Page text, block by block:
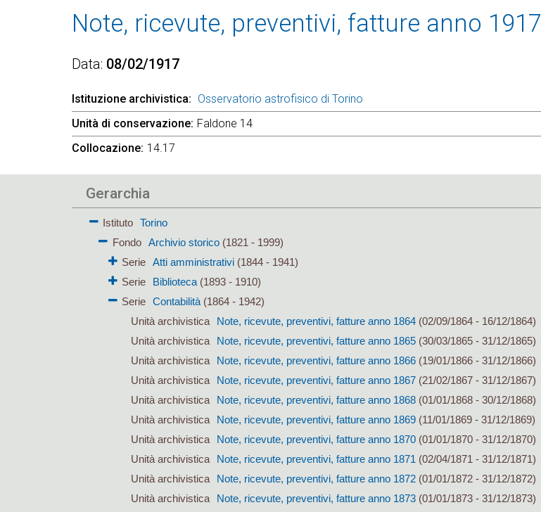
Note, ricevute, preventivi, fatture anno 1917
Data 08/02/1917
Istituzione archivistica
Osservatorio astrofisico di Torino
Unità di conservazione Faldone 14
Collocazione 14.17
Gerarchia
Istituto
Torino
Fondo
Archivio storico(1821 - 1999)
Serie Atti amministrativi(1844 - 1941)
Serie
Biblioteca(1893 - 1910)
Serie Contabilità(1864 - 1942)
Unità archivistica
Note, ricevute, preventivi, fatture anno 1864 (02/09/1864 - 16/12/1864)
Unità archivistica
Note, ricevute, preventivi, fatture anno 1865 (30/03/1865 - 31/12/1865)
Unità archivistica
Note, ricevute, preventivi, fatture anno 1866 (19/01/1866 - 31/12/1866)
Unità archivistica
Note, ricevute, preventivi, fatture anno 1867 (21/02/1867 - 31/12/1867)
Unità archivistica
Note, ricevute, preventivi, fatture anno 1868 (01/01/1868 - 30/12/1868)
Unità archivistica
Note, ricevute, preventivi, fatture anno 1869 (11/01/1869 - 31/12/1869)
Unità archivistica
Note, ricevute, preventivi, fatture anno 1870 (01/01/1870 - 31/12/1870)
Unità archivistica
Note, ricevute, preventivi, fatture anno 1871 (02/04/1871 - 31/12/1871)
Unità archivistica
Note, ricevute, preventivi, fatture anno 1872 (01/01/1872 - 31/12/1872)
Unità archivistica
Note, ricevute, preventivi, fatture anno 1873 (01/01/1873 - 31/12/1873)